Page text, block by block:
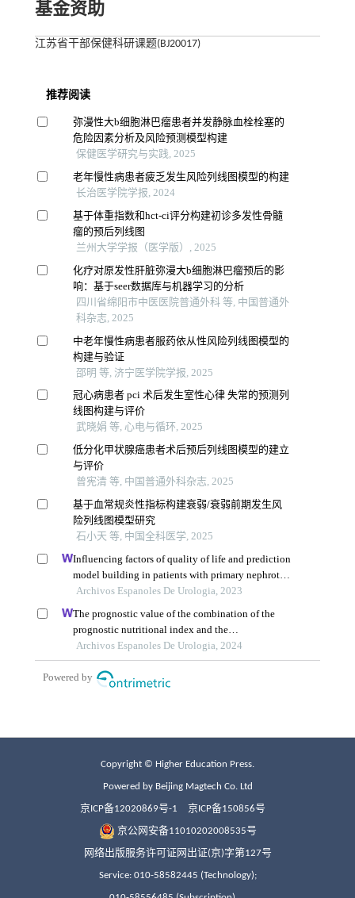
基金资助
江苏省干部保健科研课题(BJ20017)
Copyright © Higher Education Press.
Powered by Beijing Magtech Co. Ltd
京ICP备12020869号-1 京ICP备150856号
京公网安备11010202008535号
网络出版服务许可证网出证(京)字第127号
Service: 010-58582445 (Technology);